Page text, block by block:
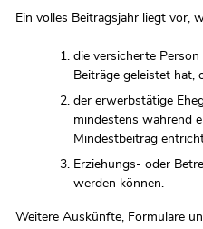
Ein volles Beitragsjahr liegt vor,
die versicherte Person
Beiträge geleistet hat,
der erwerbstätige
mindestens während
Mindestbeitrag
Erziehungs- oder
werden können.
Weitere Auskünfte, Formulare